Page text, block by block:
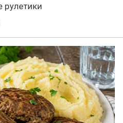
рулетики